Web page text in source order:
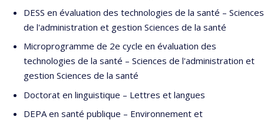
DESS en évaluation des technologies de la santé – Sciences
de l'administration et gestion Sciences de la santé
Microprogramme de 2e cycle en évaluation des
technologies de la santé – Sciences de l'administration et
gestion Sciences de la santé
Doctorat en linguistique – Lettres et langues
DEPA en santé publique – Environnement et